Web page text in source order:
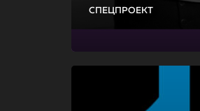
СПЕЦПРОЕКТ